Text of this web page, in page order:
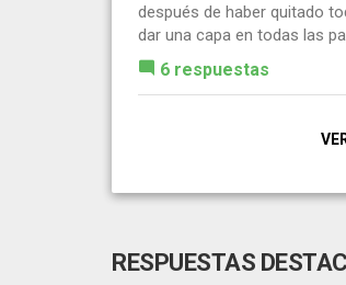
después de haber quitado
dar una capa en todas las
6 respuestas
RESPUESTAS